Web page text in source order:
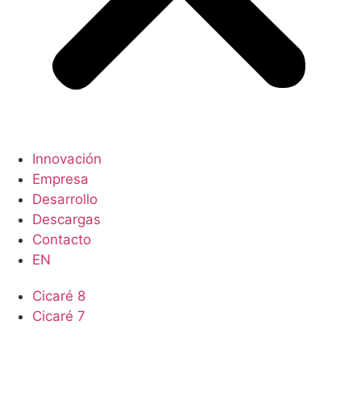
Innovación
Empresa
Desarrollo
Descargas
Contacto
EN
Cicaré 8
Cicaré 7